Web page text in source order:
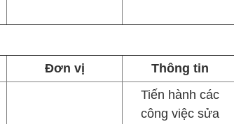
Đơn vị Thông tin
Tiến hành các
công việc sửa